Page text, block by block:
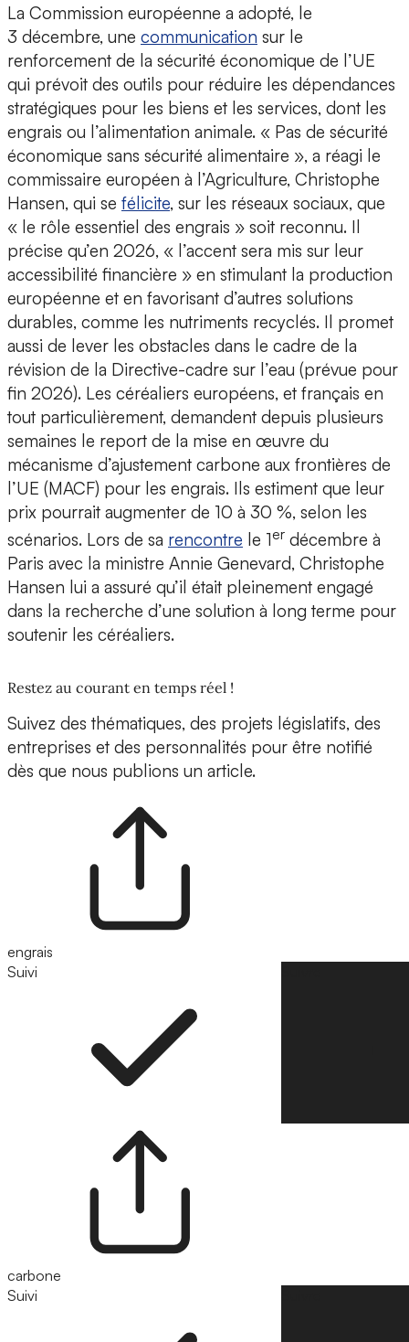
La Commission européenne a adopté, le
3 décembre, une communication sur le
renforcement de la sécurité économique de l’UE
qui prévoit des outils pour réduire les dépendances
stratégiques pour les biens et les services, dont les
engrais ou l’alimentation animale. « Pas de sécurité
économique sans sécurité alimentaire », a réagi le
commissaire européen à l’Agriculture, Christophe
Hansen, qui se félicite, sur les réseaux sociaux, que
« le rôle essentiel des engrais » soit reconnu. Il
précise qu’en 2026, « l’accent sera mis sur leur
accessibilité financière » en stimulant la production
européenne et en favorisant d’autres solutions
durables, comme les nutriments recyclés. Il promet
aussi de lever les obstacles dans le cadre de la
révision de la Directive-cadre sur l’eau (prévue pour
fin 2026). Les céréaliers européens, et français en
tout particulièrement, demandent depuis plusieurs
semaines le report de la mise en œuvre du
mécanisme d’ajustement carbone aux frontières de
l’UE (MACF) pour les engrais. Ils estiment que leur
prix pourrait augmenter de 10 à 30 %, selon les
scénarios. Lors de sa rencontre le 1er décembre à
Paris avec la ministre Annie Genevard, Christophe
Hansen lui a assuré qu’il était pleinement engagé
dans la recherche d’une solution à long terme pour
soutenir les céréaliers.
Restez au courant en temps réel !
Suivez des thématiques, des projets législatifs, des
entreprises et des personnalités pour être notifié
dès que nous publions un article.
engrais
Suivi
carbone
Suivi